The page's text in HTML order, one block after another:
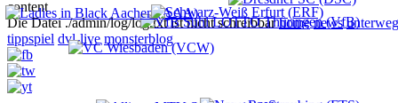
content
Die Datei ./admin/log/log.txt ist nicht schreibbarhome news
tippspiel dvl-live monsterblog